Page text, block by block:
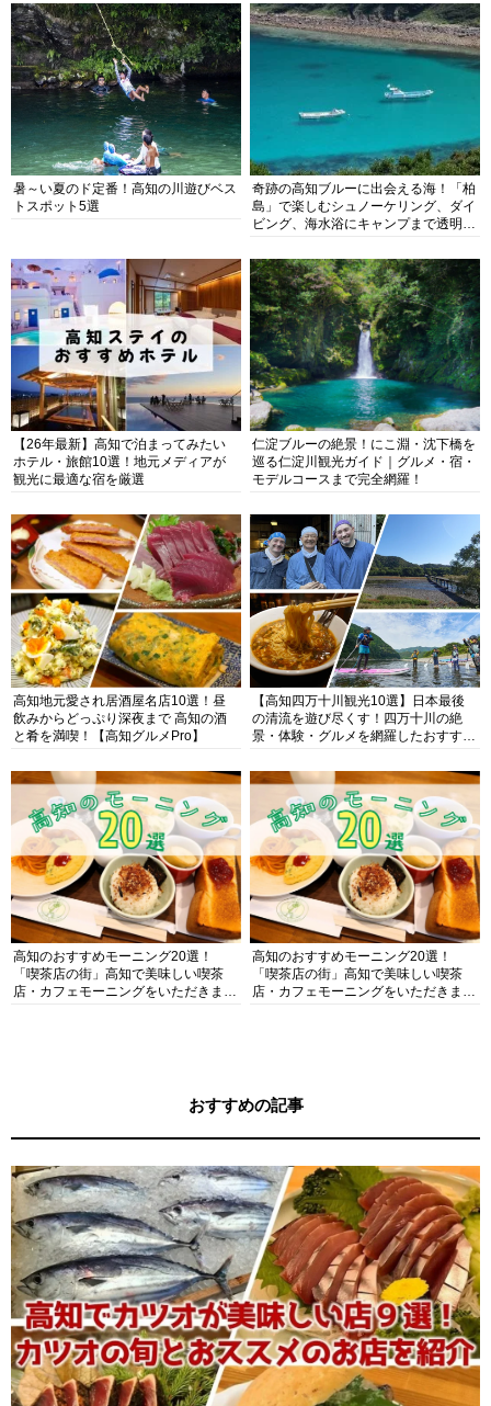
暑～い夏のド定番！高知の川遊びベス
トスポット5選
奇跡の高知ブルーに出会える海！「柏
島」で楽しむシュノーケリング、ダイ
ビング、海水浴にキャンプまで透明度
【26年最新】高知で泊まってみたい
ホテル・旅館10選！地元メディアが
観光に最適な宿を厳選
仁淀ブルーの絶景！にこ淵・沈下橋を
巡る仁淀川観光ガイド｜グルメ・宿・
モデルコースまで完全網羅！
高知地元愛され居酒屋名店10選！昼
飲みからどっぷり深夜まで 高知の酒
と肴を満喫！【高知グルメPro】
【高知四万十川観光10選】日本最後
の清流を遊び尽くす！四万十川の絶
景・体験・グルメを網羅したおすすめ
高知のおすすめモーニング20選！
「喫茶店の街」高知で美味しい喫茶
店・カフェモーニングをいただきま
高知のおすすめモーニング20選！
「喫茶店の街」高知で美味しい喫茶
店・カフェモーニングをいただきま
おすすめの記事